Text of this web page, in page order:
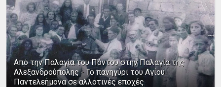
Από την Παλαγία του Πόντου στην Παλαγία της
Αλεξανδρούπολης - Το πανηγύρι του Αγίου
Παντελεήμονα σε αλλοτινές εποχές